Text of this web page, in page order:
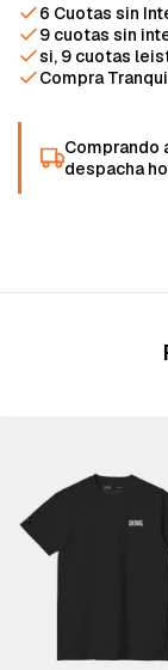
6 Cuotas sin
9 cuotas sin
si, 9 cuotas
Compra
Comprando
despacha